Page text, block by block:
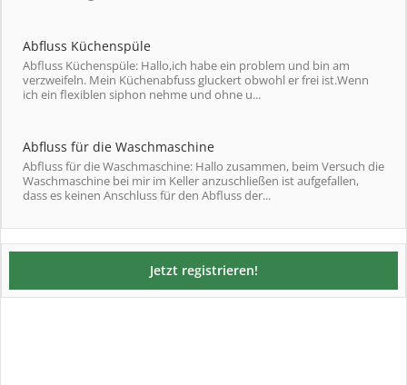
Abfluss Küchenspüle
Abfluss Küchenspüle: Hallo,ich habe ein problem und bin am
verzweifeln. Mein Küchenabfuss gluckert obwohl er frei ist.Wenn
ich ein flexiblen siphon nehme und ohne u...
Abfluss für die Waschmaschine
Abfluss für die Waschmaschine: Hallo zusammen, beim Versuch die
Waschmaschine bei mir im Keller anzuschließen ist aufgefallen,
dass es keinen Anschluss für den Abfluss der...
Jetzt registrieren!